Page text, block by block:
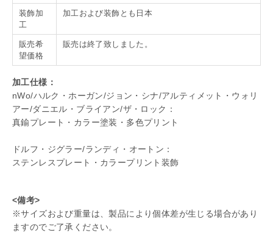
装飾加
工
加工および装飾とも日本
販売希
望価格
販売は終了致しました。
加工仕様：
nWo/ハルク・ホーガン/ジョン・シナ/アルティメット・ウォリ
アー/ダニエル・ブライアン/ザ・ロック：
真鍮プレート・カラー塗装・多色プリント
ドルフ・ジグラー/ランディ・オートン：
ステンレスプレート・カラープリント装飾
<備考>
※サイズおよび重量は、製品により個体差が生じる場合があり
ますのでご了承ください。